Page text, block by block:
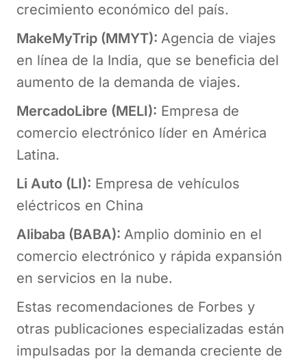
crecimiento económico del país.
MakeMyTrip (MMYT): Agencia de viajes
en línea de la India, que se beneficia del
aumento de la demanda de viajes.
MercadoLibre (MELI): Empresa de
comercio electrónico líder en América
Latina.
Li Auto (LI): Empresa de vehículos
eléctricos en China
Alibaba (BABA): Amplio dominio en el
comercio electrónico y rápida expansión
en servicios en la nube.
Estas recomendaciones de Forbes y
otras publicaciones especializadas están
impulsadas por la demanda creciente de